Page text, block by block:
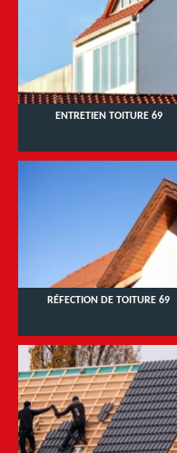
ENTRETIEN TOITURE 69
RÉFECTION DE TOITURE 69